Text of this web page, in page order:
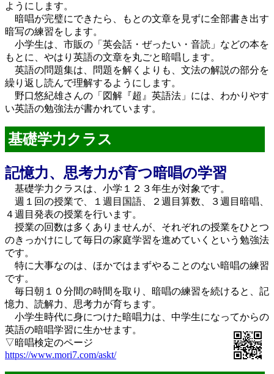
ようにします。
暗唱が完璧にできたら、もとの文章を見ずに全部書き出す
暗写の練習をします。
小学生は、市販の「英会話・ぜったい・音読」などの本を
もとに、やはり英語の文章を丸ごと暗唱します。
英語の問題集は、問題を解くよりも、文法の解説の部分を
繰り返し読んで理解するようにします。
野口悠紀雄さんの「図解『超』英語法」には、わかりやす
い英語の勉強法が書かれています。
基礎学力クラス
記憶力、思考力が育つ暗唱の学習
基礎学力クラスは、小学１２３年生が対象です。
週１回の授業で、１週目国語、２週目算数、３週目暗唱、
４週目発表の授業を行います。
授業の回数は多くありませんが、それぞれの授業をひとつ
のきっかけにして毎日の家庭学習を進めていくという勉強法
です。
特に大事なのは、ほかではまずやることのない暗唱の練習
です。
毎日朝１０分間の時間を取り、暗唱の練習を続けると、記
憶力、読解力、思考力が育ちます。
小学生時代に身につけた暗唱力は、中学生になってからの
英語の暗唱学習に生かせます。
▽暗唱検定のページ
https://www.mori7.com/askt/